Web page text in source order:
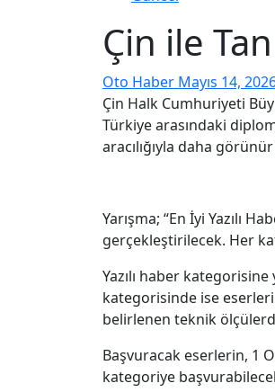
Çin ile
Oto Haber Mayıs 14,
Çin Halk Cumhuriyeti
Türkiye arasındaki
aracılığıyla daha
Yarışma; “En İyi Yazılı
gerçekleştirilecek. Her
Yazılı haber
kategorisinde ise
belirlenen teknik
Başvuracak eserlerin, 1
kategoriye